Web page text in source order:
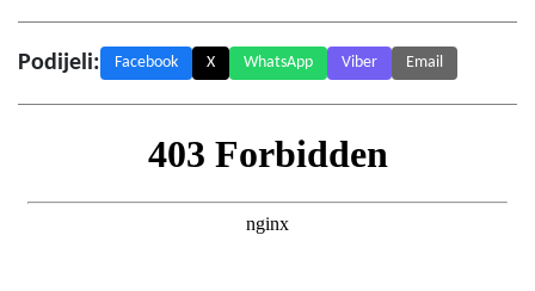
Podijeli: Facebook X WhatsApp Viber Email